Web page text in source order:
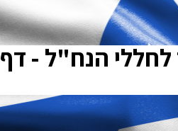
לחללי הנח"ל - דף